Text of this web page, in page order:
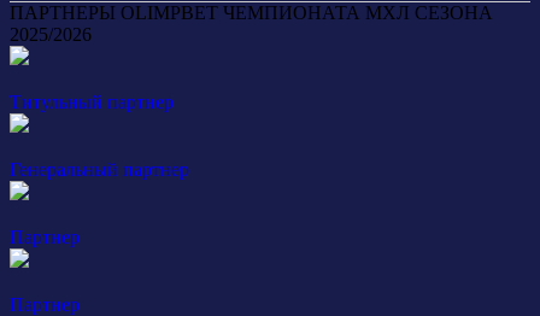
ПАРТНЕРЫ OLIMPBET ЧЕМПИОНАТА МХЛ СЕЗОНА
2025/2026
Титульный партнер
Генеральный партнер
Партнер
Партнер